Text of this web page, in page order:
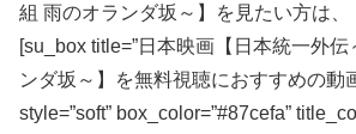
組 雨のオランダ坂～】を見たい方は、
[su_box title=”日本映画【日本統一外
ンダ坂～】を無料視聴におすすめの動
style=”soft” box_color=”#87cefa”